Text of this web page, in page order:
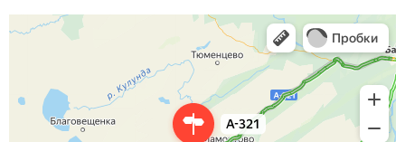
Яндекс Карты
А-321 — Яндекс Карты